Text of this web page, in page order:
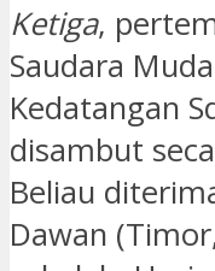
Ketiga,
Saudara
Kedatangan
disambut
Beliau
Dawan